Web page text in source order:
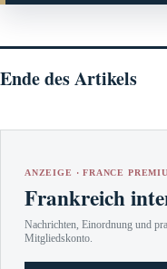
Ende des Artikels
ANZEIGE · FRANCE
Frankreich
Nachrichten, Einordnung und
Mitgliedskonto.